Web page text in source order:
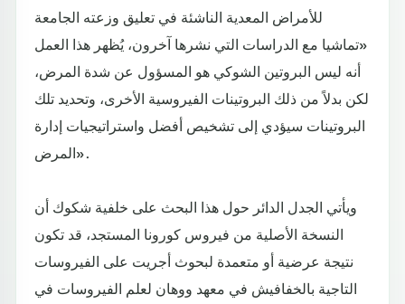
للأمراض المعدية الناشئة في تعليق وزعته الجامعة
«تماشيا مع الدراسات التي نشرها آخرون، يُظهر هذا العمل
أنه ليس البروتين الشوكي هو المسؤول عن شدة المرض،
لكن بدلاً من ذلك البروتينات الفيروسية الأخرى، وتحديد تلك
البروتينات سيؤدي إلى تشخيص أفضل واستراتيجيات إدارة
المرض».
ويأتي الجدل الدائر حول هذا البحث على خلفية شكوك أن
النسخة الأصلية من فيروس كورونا المستجد، قد تكون
نتيجة عرضية أو متعمدة لبحوث أجريت على الفيروسات
التاجية بالخفافيش في معهد ووهان لعلم الفيروسات في